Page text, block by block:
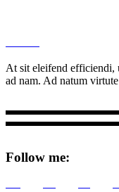
At sit eleifend efficiendi,
ad nam. Ad natum
Follow me: